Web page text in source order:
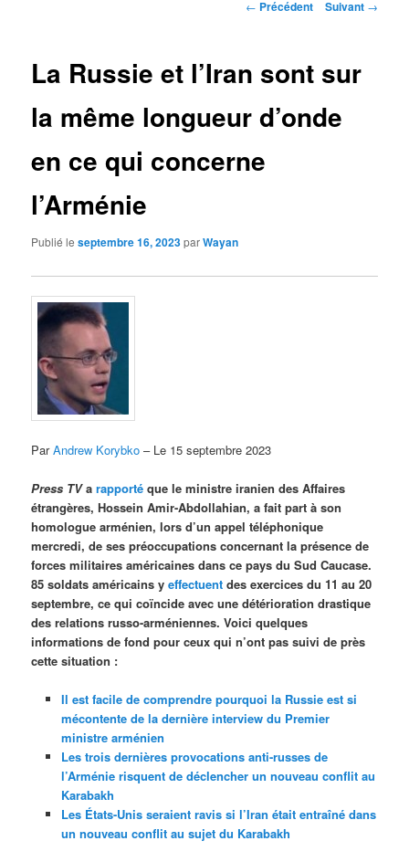
Navigation
← Précédent Suivant →
La Russie et l’Iran sont sur
la même longueur d’onde
en ce qui concerne
l’Arménie
Publié leseptembre 16, 2023parWayan
ParAndrew Korybko – Le 15 septembre 2023
Press TVarapporté que le ministre iranien des Affaires
étrangères, Hossein Amir-Abdollahian, a fait part à son
homologue arménien, lors d’un appel téléphonique
mercredi, de ses préoccupations concernant la présence de
forces militaires américaines dans ce pays du Sud Caucase.
85 soldats américains yeffectuent des exercices du 11 au 20
septembre, ce qui coïncide avec une détérioration drastique
des relations russo-arméniennes. Voici quelques
informations de fond pour ceux qui n’ont pas suivi de près
cette situation :
Il est facile de comprendre pourquoi la Russie est si
mécontente de la dernière interview du Premier
ministre arménien
Les trois dernières provocations anti-russes de
l’Arménie risquent de déclencher un nouveau conflit au
Karabakh
Les États-Unis seraient ravis si l’Iran était entraîné dans
un nouveau conflit au sujet du Karabakh